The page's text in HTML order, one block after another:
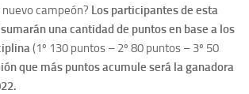
campeón? Los participantes de esta
una cantidad de puntos en base a los
(1º 130 puntos – 2º 80 puntos – 3º 50
que más puntos acumule será la ganadora